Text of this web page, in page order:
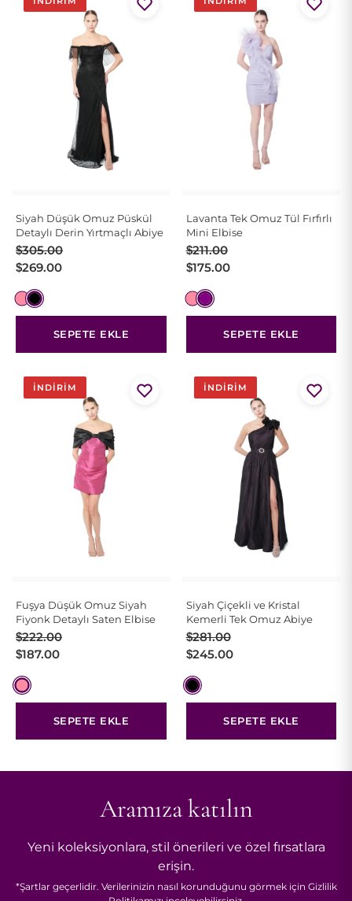
Siyah Düşük Omuz Püskül
Detaylı Derin Yırtmaçlı Abiye
$305.00
Orijinal
fiyat:
$269.00
Şu
andaki
$269.00.
SEPETE EKLE
Lavanta Tek Omuz Tül Fırfırlı
Mini Elbise
$211.00
Orijinal
fiyat:
$175.00
Şu
andaki
$175.00.
SEPETE EKLE
İNDIRIM
Fuşya Düşük Omuz Siyah
Fiyonk Detaylı Saten Elbise
$222.00
Orijinal
fiyat:
$187.00
Şu
andaki
$187.00.
SEPETE EKLE
İNDIRIM
Siyah Çiçekli ve Kristal
Kemerli Tek Omuz Abiye
$281.00
Orijinal
fiyat:
$245.00
Şu
andaki
$245.00.
SEPETE EKLE
Aramıza katılın
Yeni koleksiyonlara, stil önerileri ve özel fırsatlara
erişin.
*Şartlargeçerlidir. Verilerinizin nasıl korunduğunu görmek için Gizlilik